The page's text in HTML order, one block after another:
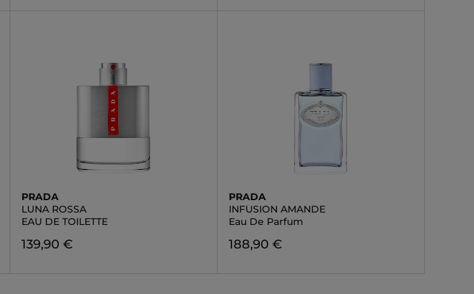
PRADA
LUNA ROSSA
EAU DE TOILETTE
139,90 €
PRADA
INFUSION AMANDE
Eau De Parfum
188,90 €